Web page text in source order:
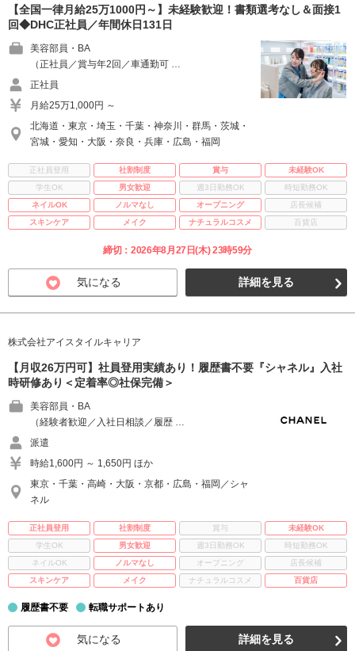
【全国一律月給25万1000円～】未経験歓迎！書類選考なし＆面接1
回◆DHC正社員／年間休日131日
美容部員・BA
（正社員／賞与年2回／車通勤可 …
正社員
月給25万1,000円 ～
北海道・東京・埼玉・千葉・神奈川・群馬・茨城・
宮城・愛知・大阪・奈良・兵庫・広島・福岡
正社員登用 社割制度 賞与
未経験OK
学生OK
男女歓迎 週3日勤務OK
時短勤務OK
ネイルOK
ノルマなし オープニング
店長候補
スキンケア
メイク ナチュラルコスメ 百貨店
締切：2026年8月27日(木) 23時59分
気になる 詳細を見る
株式会社アイスタイルキャリア
【月収26万円可】社員登用実績あり！履歴書不要『シャネル』入社
時研修あり＜定着率◎社保完備＞
美容部員・BA
（経験者歓迎／入社日相談／履歴 …
派遣
時給1,600円 ～ 1,650円 ほか
東京・千葉・高崎・大阪・京都・広島・福岡／シャ
ネル
正社員登用 社割制度 賞与
未経験OK
学生OK
男女歓迎 週3日勤務OK
時短勤務OK
ネイルOK
ノルマなし オープニング
店長候補
スキンケア
メイク ナチュラルコスメ 百貨店
履歴書不要 転職サポートあり
気になる 詳細を見る